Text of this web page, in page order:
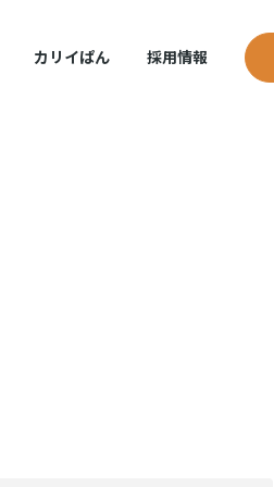
カリイぱん 採用情報